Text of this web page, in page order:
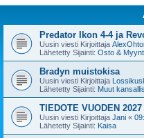
Predator Ikon 4-4 ja
Uusin viesti Kirjoittaja
Lähetetty Sijainti: Osto &
Bradyn muistokisa
Uusin viesti Kirjoittaja
Lähetetty Sijainti: Muut
TIEDOTE VUODEN
Uusin viesti Kirjoittaja Jani «
Lähetetty Sijainti: Kaisa